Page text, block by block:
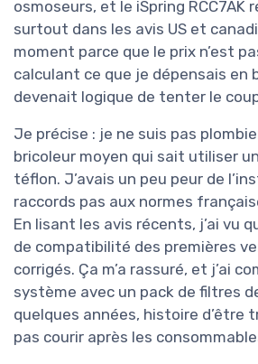
osmoseurs, et le iSpring RCC7AK
surtout dans les avis US et
moment parce que le prix n’est
calculant ce que je dépensais en
devenait logique de tenter le
Je précise : je ne suis pas
bricoleur moyen qui sait utiliser
téflon. J’avais un peu peur de
raccords pas aux normes
En lisant les avis récents, j’ai vu
de compatibilité des premières
corrigés. Ça m’a rassuré, et j’ai
système avec un pack de filtres
quelques années, histoire d’être
pas courir après les